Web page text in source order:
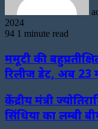
2024
94 1 minute read
ममूटी की
रिलीज डेट, अब 23
केंद्रीय मंत्री
सिंधिया का लम्बी